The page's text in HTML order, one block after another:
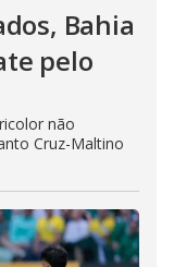
Bahia
pelo
não
Cruz-Maltino